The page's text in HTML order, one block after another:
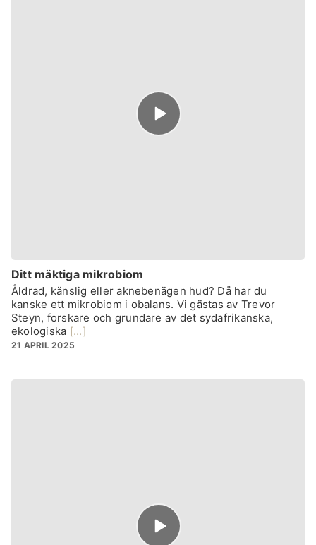
Episode
play
icon
Ditt mäktiga mikrobiom
Åldrad, känslig eller aknebenägen hud? Då har du
kanske ett mikrobiom i obalans. Vi gästas av Trevor
Steyn, forskare och grundare av det sydafrikanska,
ekologiska [...]
21 APRIL 2025
Episode
play
icon